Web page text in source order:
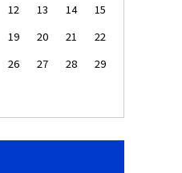
12 13 14
15
19 20 21
22
26 27 28
29